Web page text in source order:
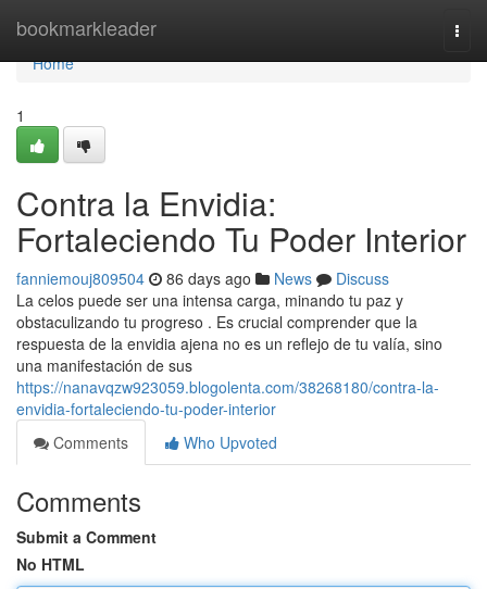
bookmarkleader
Home
Home
1
Contra la Envidia:
Fortaleciendo Tu Poder Interior
fanniemouj809504 86 days ago News
Discuss
La celos puede ser una intensa carga, minando tu paz y
obstaculizando tu progreso . Es crucial comprender que la
respuesta de la envidia ajena no es un reflejo de tu valía, sino
una manifestación de sus
https://nanavqzw923059.blogolenta.com/38268180/contra-la-
envidia-fortaleciendo-tu-poder-interior
Comments
Who Upvoted
Comments
Submit a Comment
No HTML